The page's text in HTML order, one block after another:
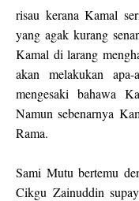
risau kerana Kamal
yang agak kurang
Kamal di larang
akan melakukan
mengesaki bahawa
Namun sebenarnya
Rama.
Sami Mutu bertemu
Cikgu Zainuddin